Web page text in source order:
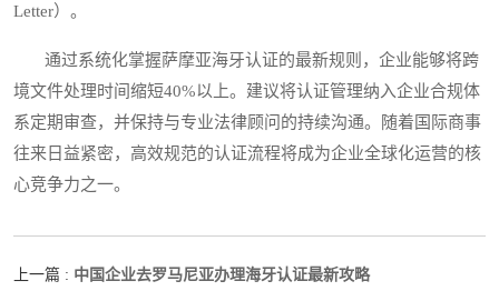
Letter）。
通过系统化掌握萨摩亚海牙认证的最新规则，企业能够将跨
境文件处理时间缩短40%以上。建议将认证管理纳入企业合规体
系定期审查，并保持与专业法律顾问的持续沟通。随着国际商事
往来日益紧密，高效规范的认证流程将成为企业全球化运营的核
心竞争力之一。
上一篇 : 中国企业去罗马尼亚办理海牙认证最新攻略